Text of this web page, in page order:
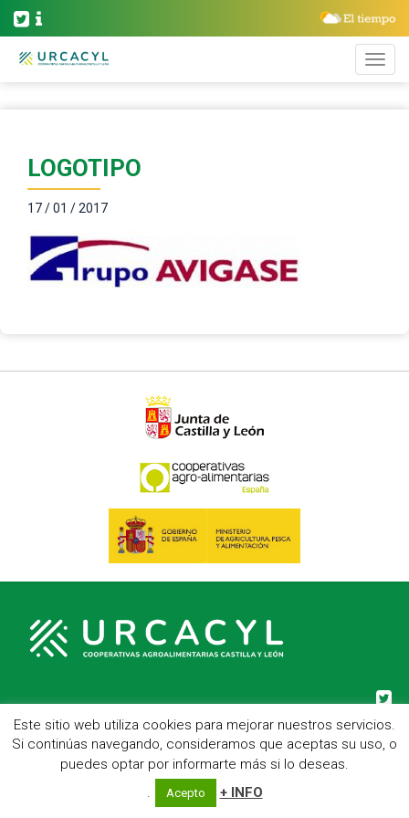
LOGOTIPO
17 / 01 / 2017
C/ Hípica, 1, entreplanta - 47007 Valladolid
Telf.: 983 23 95 15 - Fax: 983 22 23 56 -
Este sitio web utiliza cookies para mejorar nuestros servicios.
Si continúas navegando, consideramos que aceptas su uso, o
puedes optar por informarte más si lo deseas.
.
Acepto + INFO